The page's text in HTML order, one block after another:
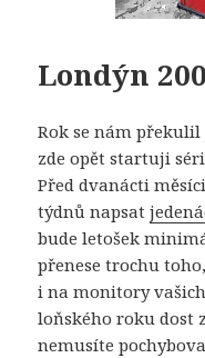
Londýn
Rok se nám
zde opět startuji
Před dvanácti
týdnů napsat
bude letošek
přenese trochu
i na monitory
loňského roku dost
nemusíte